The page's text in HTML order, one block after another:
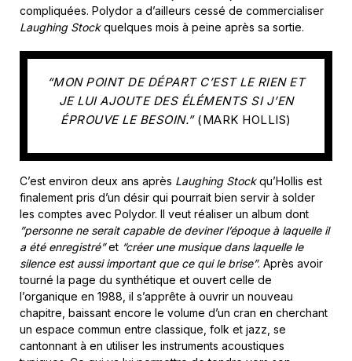
compliquées. Polydor a d’ailleurs cessé de commercialiser
Laughing Stockquelques mois à peine après sa sortie.
“MON POINT DE DÉPART C’EST LE RIEN ET
JE LUI AJOUTE DES ÉLÉMENTS SI J’EN
ÉPROUVE LE BESOIN.” (MARK HOLLIS)
C’est environ deux ans après Laughing Stockqu’Hollis est
finalement pris d’un désir qui pourrait bien servir à solder
les comptes avec Polydor. Il veut réaliser un album dont
”personne ne serait capable de deviner l’époque à laquelle il
a été enregistré” et “créer une musique dans laquelle le
silence est aussi important que ce qui le brise”. Après avoir
tourné la page du synthétique et ouvert celle de
l’organique en 1988, il s’apprête à ouvrir un nouveau
chapitre, baissant encore le volume d’un cran en cherchant
un espace commun entre classique, folk et jazz, se
cantonnant à en utiliser les instruments acoustiques